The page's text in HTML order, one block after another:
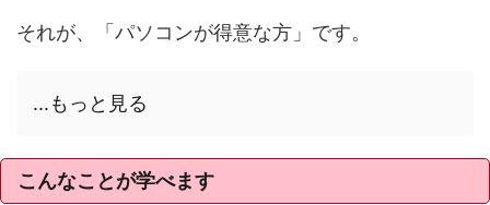
それが、「パソコンが得意な方」です。
...もっと見る
こんなことが学べます